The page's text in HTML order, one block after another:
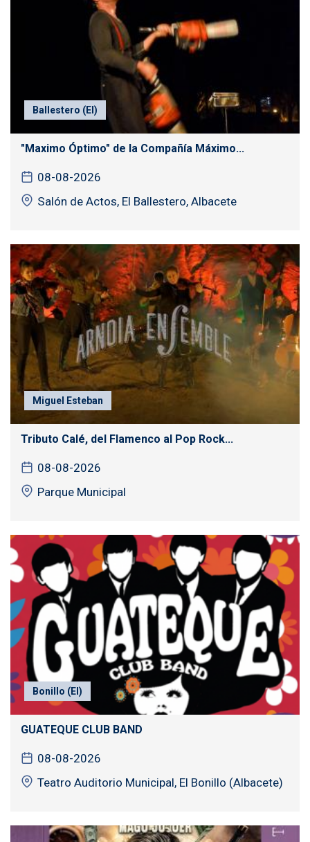
Ballestero (El)
"Maximo Óptimo" de la Compañía Máximo...
08-08-2026
Salón de Actos, El Ballestero, Albacete
Miguel Esteban
Tributo Calé, del Flamenco al Pop Rock...
08-08-2026
Parque Municipal
Bonillo (El)
GUATEQUE CLUB BAND
08-08-2026
Teatro Auditorio Municipal, El Bonillo (Albacete)